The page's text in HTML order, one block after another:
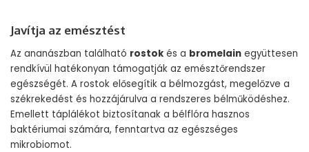
Javítja az emésztést
Az ananászban található rostok és a bromelain együttesen
rendkívül hatékonyan támogatják az emésztőrendszer
egészségét. A rostok elősegítik a bélmozgást, megelőzve a
székrekedést és hozzájárulva a rendszeres bélműködéshez.
Emellett táplálékot biztosítanak a bélflóra hasznos
baktériumai számára, fenntartva az egészséges
mikrobiomot.